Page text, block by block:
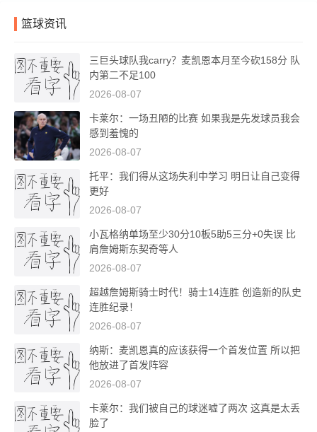
篮球资讯
三巨头球队我carry？麦凯恩本月至今砍158分 队
内第二不足100
2026-08-07
卡莱尔：一场丑陋的比赛 如果我是先发球员我会
感到羞愧的
2026-08-07
托平：我们得从这场失利中学习 明日让自己变得
更好
2026-08-07
小瓦格纳单场至少30分10板5助5三分+0失误 比
肩詹姆斯东契奇等人
2026-08-07
超越詹姆斯骑士时代！骑士14连胜 创造新的队史
连胜纪录！
2026-08-07
纳斯：麦凯恩真的应该获得一个首发位置 所以把
他放进了首发阵容
2026-08-07
卡莱尔：我们被自己的球迷嘘了两次 这真是太丢
脸了